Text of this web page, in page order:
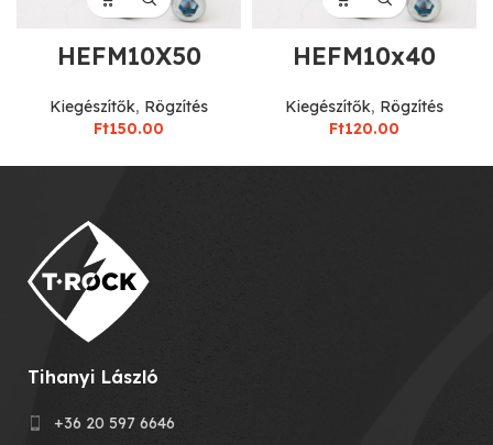
HEFM10X50
Kiegészítők, Rögzítés
Ft150.00
HEFM10x40
Kiegészítők, Rögzítés
Ft120.00
Tihanyi László
+36 20 597 6646